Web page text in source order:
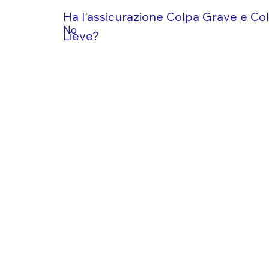
Ha l'assicurazione Colpa Grave e
Lieve?
No